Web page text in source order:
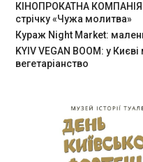
КІНОПРОКАТНА
стрічку «Чужа молитва»
Кураж Night Market:
KYIV VEGAN BOOM: у
вегетаріанство